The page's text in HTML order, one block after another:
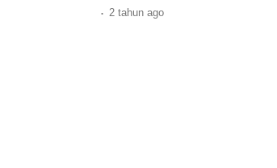
. 2 tahun ago